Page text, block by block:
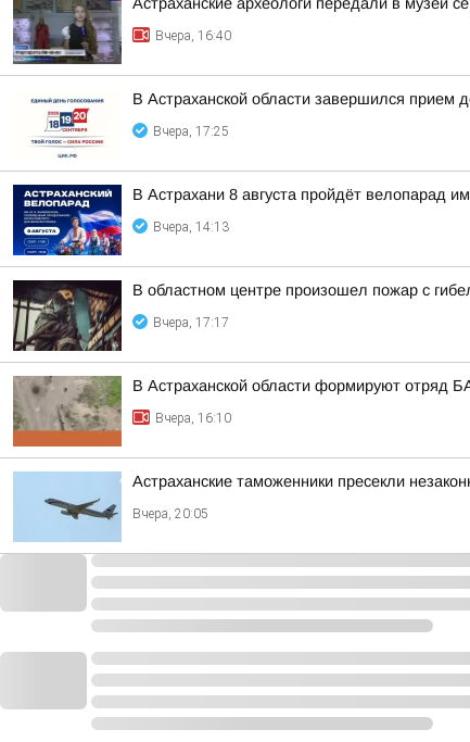
Вчера, 16:40
В Астраханской области завершился прием
Вчера, 17:25
В Астрахани 8 августа пройдёт велопарад
Вчера, 14:13
В областном центре произошел пожар с
Вчера, 17:17
В Астраханской области формируют отряд
Вчера, 16:10
Астраханские таможенники пресекли
Вчера, 20:05